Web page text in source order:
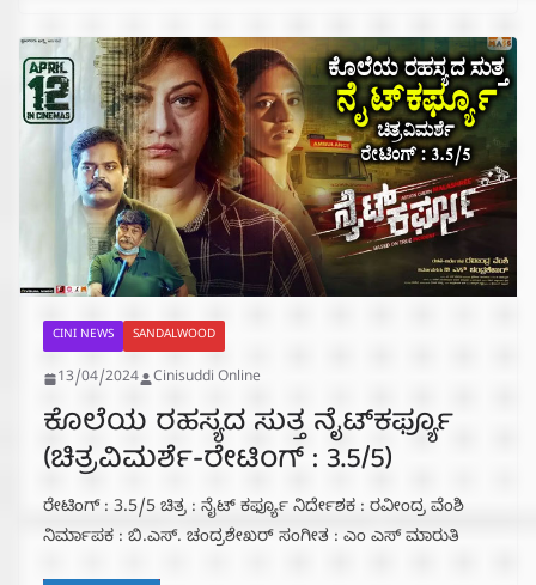
CINI NEWS SANDALWOOD
13/04/2024 Cinisuddi Online
ಕೊಲೆಯ ರಹಸ್ಯದ ಸುತ್ತ ನೈಟ್‌ಕರ್ಫ್ಯೂ
(ಚಿತ್ರವಿಮರ್ಶೆ-ರೇಟಿಂಗ್ : 3.5/5)
ರೇಟಿಂಗ್ : 3.5/5 ಚಿತ್ರ : ನೈಟ್ ಕರ್ಫ್ಯೂ ನಿರ್ದೇಶಕ : ರವೀಂದ್ರ ವೆಂಶಿ
ನಿರ್ಮಾಪಕ : ಬಿ.ಎಸ್. ಚಂದ್ರಶೇಖರ್ ಸಂಗೀತ : ಎಂ ಎಸ್ ಮಾರುತಿ